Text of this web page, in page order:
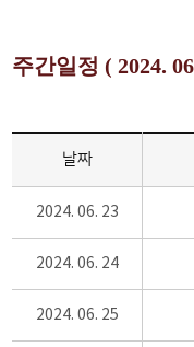
주간일정 ( 2024.
날짜
2024. 06. 23
2024. 06. 24
2024. 06. 25